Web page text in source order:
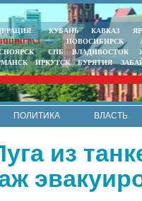
КУБАНЬ КАВКАЗ
НОВОСИБИРСК
СПБ ВЛАДИВОСТОК
ИРКУТСК БУРЯТИЯ
ПОЛИТИКА
ВЛАСТЬ
из